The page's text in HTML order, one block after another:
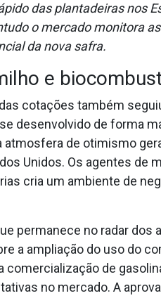
das plantadeiras nos
o mercado monitora
da nova safra.
e
cotações também
desenvolvido de forma
de otimismo
Unidos. Os agentes de
cria um ambiente de
permanece no radar dos
a ampliação do uso do
comercialização de
no mercado. A